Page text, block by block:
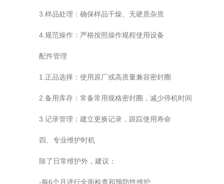
3.样品处理：确保样品干燥、无硬质杂质
4.规范操作：严格按照操作规程使用设备
配件管理
1.正品选择：使用原厂或高质量兼容密封圈
2.备用库存：常备常用规格密封圈，减少停机时间
3.记录管理：建立更换记录，跟踪使用寿命
四、专业维护时机
除了日常维护外，建议：
-每6个月进行全面检查和预防性维护